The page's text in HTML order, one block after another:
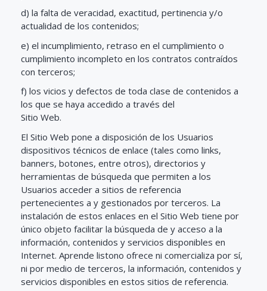
d) la falta de veracidad, exactitud, pertinencia y/o
actualidad de los contenidos;
e) el incumplimiento, retraso en el cumplimiento o
cumplimiento incompleto en los contratos contraídos
con terceros;
f) los vicios y defectos de toda clase de contenidos a
los que se haya accedido a través del
Sitio Web.
El Sitio Web pone a disposición de los Usuarios
dispositivos técnicos de enlace (tales como links,
banners, botones, entre otros), directorios y
herramientas de búsqueda que permiten a los
Usuarios acceder a sitios de referencia
pertenecientes a y gestionados por terceros. La
instalación de estos enlaces en el Sitio Web tiene por
único objeto facilitar la búsqueda de y acceso a la
información, contenidos y servicios disponibles en
Internet. Aprende listono ofrece ni comercializa por sí,
ni por medio de terceros, la información, contenidos y
servicios disponibles en estos sitios de referencia.